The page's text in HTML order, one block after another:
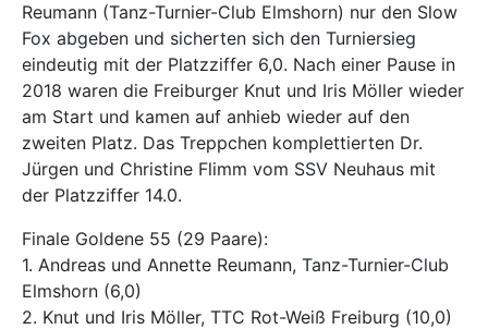
Reumann (Tanz-Turnier-Club Elmshorn) nur den Slow
Fox abgeben und sicherten sich den Turniersieg
eindeutig mit der Platzziffer 6,0. Nach einer Pause in
2018 waren die Freiburger Knut und Iris Möller wieder
am Start und kamen auf anhieb wieder auf den
zweiten Platz. Das Treppchen komplettierten Dr.
Jürgen und Christine Flimm vom SSV Neuhaus mit
der Platzziffer 14.0.
Finale Goldene 55 (29 Paare):
1. Andreas und Annette Reumann, Tanz-Turnier-Club
Elmshorn (6,0)
2. Knut und Iris Möller, TTC Rot-Weiß Freiburg (10,0)